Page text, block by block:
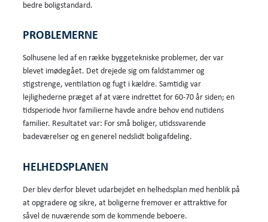
bedre boligstandard.
PROBLEMERNE
Solhusene led af en række byggetekniske problemer, der var
blevet imødegået. Det drejede sig om faldstammer og
stigstrenge, ventilation og fugt i kældre. Samtidig var
lejlighederne præget af at være indrettet for 60-70 år siden; en
tidsperiode hvor familierne havde andre behov end nutidens
familier. Resultatet var: For små boliger, utidssvarende
badeværelser og en generel nedslidt boligafdeling.
HELHEDSPLANEN
Der blev derfor blevet udarbejdet en helhedsplan med henblik på
at opgradere og sikre, at boligerne fremover er attraktive for
såvel de nuværende som de kommende beboere.